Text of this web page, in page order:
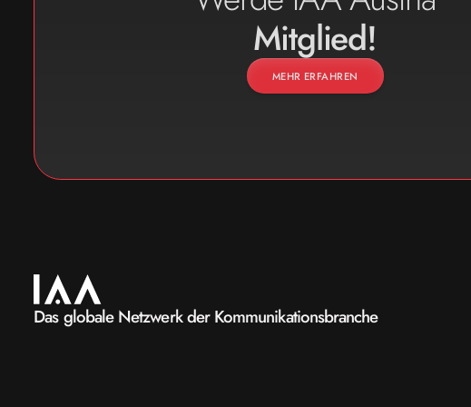
Mitglied!
MEHR ERFAHREN
Das globale Netzwerk der Kommunikationsbranche